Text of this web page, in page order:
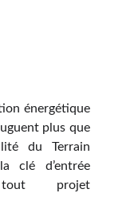
énergétique
plus que
du Terrain
clé d’entrée
tout projet